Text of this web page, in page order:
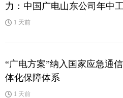
力：中国广电山东公司年中
会释放全面转型强烈信号
1 天前
“广电方案”纳入国家应急通
体化保障体系
1 天前